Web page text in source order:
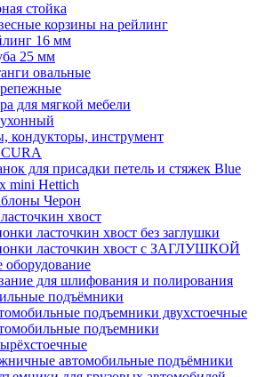
стойка
корзины на рейлинг
16 мм
25 мм
овальные
для мягкой мебели
кондукторы, инструмент
для присадки петель и стяжек Blue
mini Hettich
Черон
хвост
ласточкин хвост без заглушки
ласточкин хвост с ЗАГЛУШКОЙ
оборудование
для шлифования и полирования
подъёмники
подъемники двухстоечные
подъемники
автомобильные подъёмники